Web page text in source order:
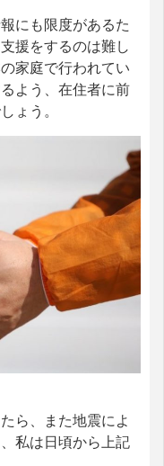
にも限度があるた
援をするのは難し
家庭で行われてい
よう、在住者に前
ょう。
ら、また地震によ
私は日頃から上記